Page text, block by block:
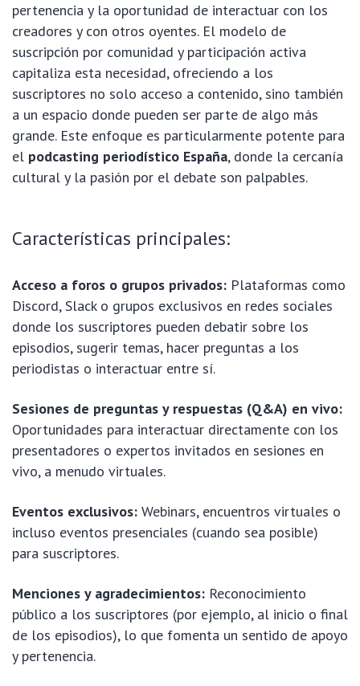
pertenencia y la oportunidad de interactuar con los
creadores y con otros oyentes. El modelo de
suscripción por comunidad y participación activa
capitaliza esta necesidad, ofreciendo a los
suscriptores no solo acceso a contenido, sino también
a un espacio donde pueden ser parte de algo más
grande. Este enfoque es particularmente potente para
el podcasting periodístico España, donde la cercanía
cultural y la pasión por el debate son palpables.
Características principales:
Acceso a foros o grupos privados: Plataformas como
Discord, Slack o grupos exclusivos en redes sociales
donde los suscriptores pueden debatir sobre los
episodios, sugerir temas, hacer preguntas a los
periodistas o interactuar entre sí.
Sesiones de preguntas y respuestas (Q&A) en vivo:
Oportunidades para interactuar directamente con los
presentadores o expertos invitados en sesiones en
vivo, a menudo virtuales.
Eventos exclusivos: Webinars, encuentros virtuales o
incluso eventos presenciales (cuando sea posible)
para suscriptores.
Menciones y agradecimientos: Reconocimiento
público a los suscriptores (por ejemplo, al inicio o final
de los episodios), lo que fomenta un sentido de apoyo
y pertenencia.